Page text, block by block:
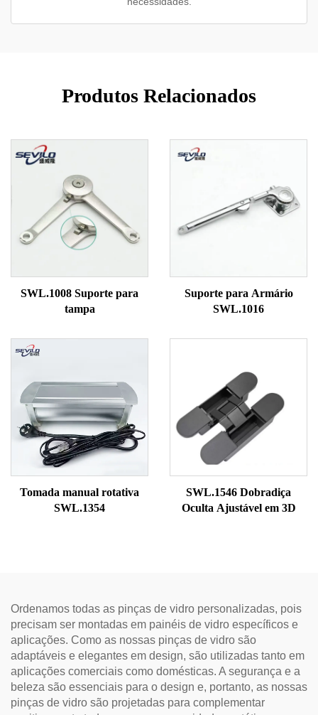
Produtos Relacionados
SWL.1008 Suporte para
tampa
Suporte para Armário
SWL.1016
Tomada manual rotativa
SWL.1354
SWL.1546 Dobradiça
Oculta Ajustável em 3D
Ordenamos todas as pinças de vidro personalizadas, pois
precisam ser montadas em painéis de vidro específicos e
aplicações. Como as nossas pinças de vidro são
adaptáveis e elegantes em design, são utilizadas tanto em
aplicações comerciais como domésticas. A segurança e a
beleza são essenciais para o design e, portanto, as nossas
pinças de vidro são projetadas para complementar